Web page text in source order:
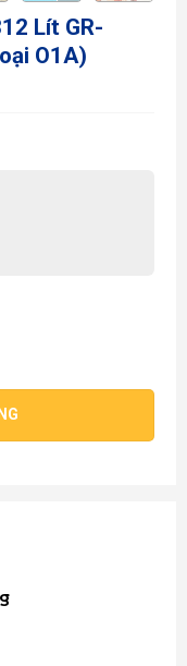
Lít GR-
O1A)
PMV(06)-MG (Loại